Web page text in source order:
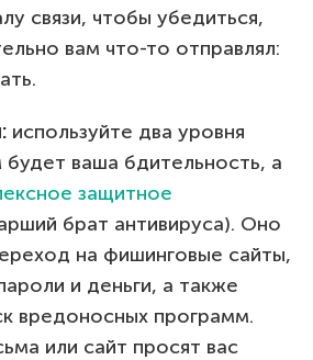
связи, чтобы убедиться,
вам что-то отправлял:
используйте два уровня
ваша бдительность, а
защитное
брат антивируса). Оно
на фишинговые сайты,
и деньги, а также
вредоносных программ.
или сайт просят вас